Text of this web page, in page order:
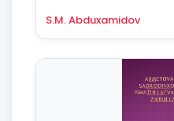
S.M. Abduxamidov